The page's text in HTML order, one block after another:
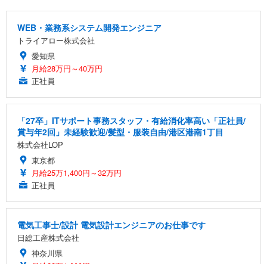
WEB・業務系システム開発エンジニア
トライアロー株式会社
愛知県
月給28万円～40万円
正社員
「27卒」ITサポート事務スタッフ・有給消化率高い「正社員/
賞与年2回」未経験歓迎/髪型・服装自由/港区港南1丁目
株式会社LOP
東京都
月給25万1,400円～32万円
正社員
電気工事士/設計 電気設計エンジニアのお仕事です
日総工産株式会社
神奈川県